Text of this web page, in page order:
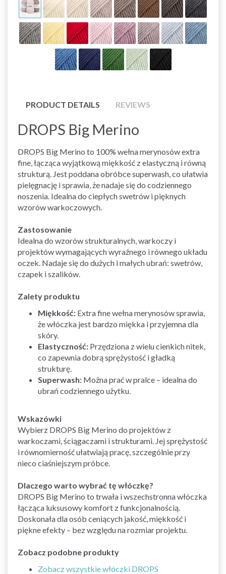
PRODUCT DETAILS REVIEWS
DROPS Big Merino
DROPS Big Merino to 100% wełna merynosów extra
fine, łącząca wyjątkową miękkość z elastyczną i równą
strukturą. Jest poddana obróbce superwash, co ułatwia
pielęgnację i sprawia, że nadaje się do codziennego
noszenia. Idealna do ciepłych swetrów i pięknych
wzorów warkoczowych.
Zastosowanie
Idealna do wzorów strukturalnych, warkoczy i
projektów wymagających wyraźnego i równego układu
oczek. Nadaje się do dużych i małych ubrań: swetrów,
czapek i szalików.
Zalety produktu
Miękkość: Extra fine wełna merynosów sprawia,
że włóczka jest bardzo miękka i przyjemna dla
skóry.
Elastyczność: Przędziona z wielu cienkich nitek,
co zapewnia dobrą sprężystość i gładką
strukturę.
Superwash: Można prać w pralce – idealna do
ubrań codziennego użytku.
Wskazówki
Wybierz DROPS Big Merino do projektów z
warkoczami, ściągaczami i strukturami. Jej sprężystość
i równomierność ułatwiają pracę, szczególnie przy
nieco ciaśniejszym próbce.
Dlaczego warto wybrać tę włóczkę?
DROPS Big Merino to trwała i wszechstronna włóczka
łącząca luksusowy komfort z funkcjonalnością.
Doskonała dla osób ceniących jakość, miękkość i
piękne efekty – bez względu na rozmiar projektu.
Zobacz podobne produkty
Zobacz wszystkie włóczki DROPS